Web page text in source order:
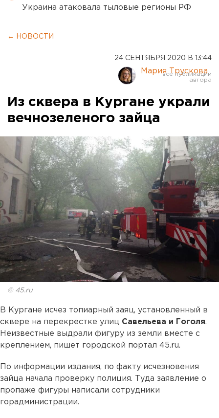
Украина атаковала тыловые регионы РФ
← НОВОСТИ
24 СЕНТЯБРЯ 2020 В 13:44
Мария Трускова
Из сквера в Кургане украли
вечнозеленого зайца
© 45.ru
В Кургане исчез топиарный заяц, установленный в
сквере на перекрестке улиц Савельева и Гоголя.
Неизвестные выдрали фигуру из земли вместе с
креплением, пишет городской портал 45.ru.
По информации издания, по факту исчезновения
зайца начала проверку полиция. Туда заявление о
пропаже фигуры написали сотрудники
горадминистрации.